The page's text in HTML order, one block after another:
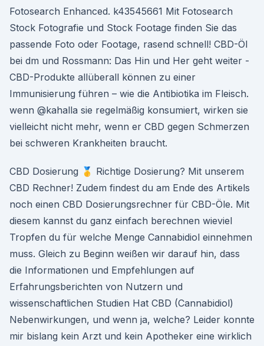
Fotosearch Enhanced. k43545661 Mit Fotosearch
Stock Fotografie und Stock Footage finden Sie das
passende Foto oder Footage, rasend schnell! CBD-Öl
bei dm und Rossmann: Das Hin und Her geht weiter -
CBD-Produkte allüberall können zu einer
Immunisierung führen – wie die Antibiotika im Fleisch.
wenn @kahalla sie regelmäßig konsumiert, wirken sie
vielleicht nicht mehr, wenn er CBD gegen Schmerzen
bei schweren Krankheiten braucht.
CBD Dosierung 🥇 Richtige Dosierung? Mit unserem
CBD Rechner! Zudem findest du am Ende des Artikels
noch einen CBD Dosierungsrechner für CBD-Öle. Mit
diesem kannst du ganz einfach berechnen wieviel
Tropfen du für welche Menge Cannabidiol einnehmen
muss. Gleich zu Beginn weißen wir darauf hin, dass
die Informationen und Empfehlungen auf
Erfahrungsberichten von Nutzern und
wissenschaftlichen Studien Hat CBD (Cannabidiol)
Nebenwirkungen, und wenn ja, welche? Leider konnte
mir bislang kein Arzt und kein Apotheker eine wirklich